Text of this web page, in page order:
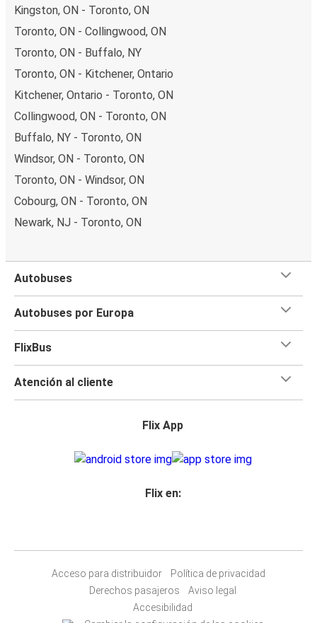
Kingston, ON - Toronto, ON
Toronto, ON - Collingwood, ON
Toronto, ON - Buffalo, NY
Toronto, ON - Kitchener, Ontario
Kitchener, Ontario - Toronto, ON
Collingwood, ON - Toronto, ON
Buffalo, NY - Toronto, ON
Windsor, ON - Toronto, ON
Toronto, ON - Windsor, ON
Cobourg, ON - Toronto, ON
Newark, NJ - Toronto, ON
Autobuses
Autobuses por Europa
FlixBus
Atención al cliente
Flix App
Flix en:
Acceso para distribuidor
Política de privacidad
Derechos pasajeros
Aviso legal
Accesibilidad